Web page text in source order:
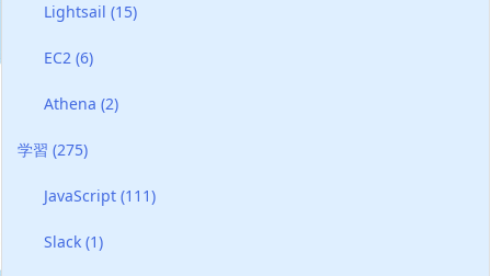
Lightsail(15)
EC2(6)
Athena(2)
学習 (275)
JavaScript(111)
Slack(1)